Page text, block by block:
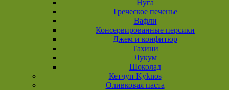
Нуга
Греческое печенье
Вафли
Консервированные персики
Джем и конфитюр
Тахини
Лукум
Шоколад
Кетчуп Kyknos
Оливковая паста